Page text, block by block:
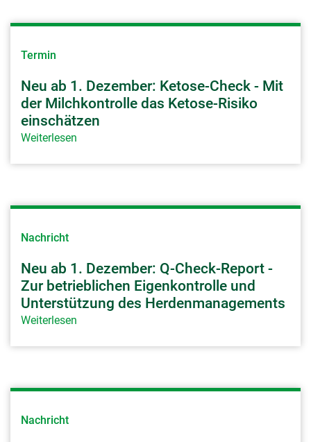
Termin
Neu ab 1. Dezember: Ketose-Check - Mit
der Milchkontrolle das Ketose-Risiko
einschätzen
Weiterlesen
Nachricht
Neu ab 1. Dezember: Q-Check-Report -
Zur betrieblichen Eigenkontrolle und
Unterstützung des Herdenmanagements
Weiterlesen
Nachricht